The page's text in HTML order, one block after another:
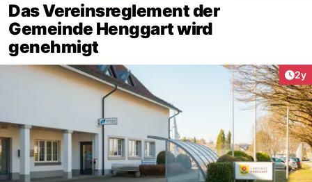
Das Vereinsreglement der
Gemeinde Henggart wird
genehmigt
2y